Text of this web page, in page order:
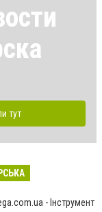
тут
- Інструмент